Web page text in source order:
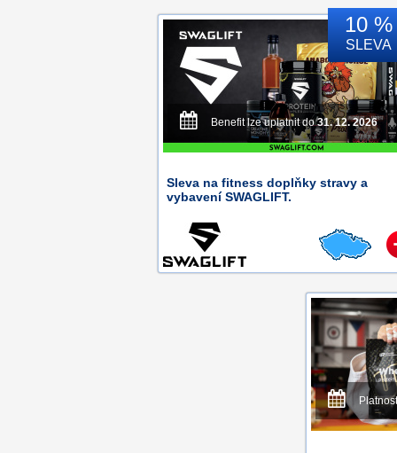
10 %
SLEVA
Benefit lze uplatnit do31. 12. 2026
Sleva na fitness doplňky stravy a
vybavení SWAGLIFT.